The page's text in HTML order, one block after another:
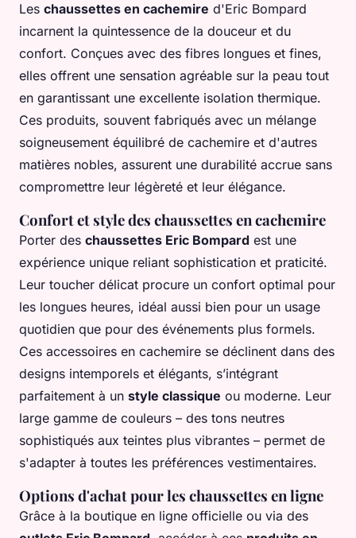
Les chaussettes en cachemire d'Eric Bompard
incarnent la quintessence de la douceur et du
confort. Conçues avec des fibres longues et fines,
elles offrent une sensation agréable sur la peau tout
en garantissant une excellente isolation thermique.
Ces produits, souvent fabriqués avec un mélange
soigneusement équilibré de cachemire et d'autres
matières nobles, assurent une durabilité accrue sans
compromettre leur légèreté et leur élégance.
Confort et style des chaussettes en cachemire
Porter des chaussettes Eric Bompard est une
expérience unique reliant sophistication et praticité.
Leur toucher délicat procure un confort optimal pour
les longues heures, idéal aussi bien pour un usage
quotidien que pour des événements plus formels.
Ces accessoires en cachemire se déclinent dans des
designs intemporels et élégants, s’intégrant
parfaitement à un style classique ou moderne. Leur
large gamme de couleurs – des tons neutres
sophistiqués aux teintes plus vibrantes – permet de
s'adapter à toutes les préférences vestimentaires.
Options d'achat pour les chaussettes en ligne
Grâce à la boutique en ligne officielle ou via des